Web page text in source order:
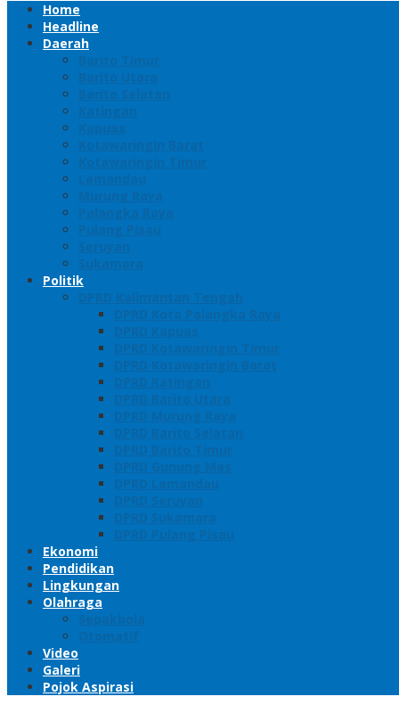
Home
Headline
Daerah
Barito Timur
Barito Utara
Barito Selatan
Katingan
Kapuas
Kotawaringin Barat
Kotawaringin Timur
Lamandau
Murung Raya
Palangka Raya
Pulang Pisau
Seruyan
Sukamara
Politik
DPRD Kalimantan Tengah
DPRD Kota Palangka Raya
DPRD Kapuas
DPRD Kotawaringin Timur
DPRD Kotawaringin Barat
DPRD Katingan
DPRD Barito Utara
DPRD Murung Raya
DPRD Barito Selatan
DPRD Barito Timur
DPRD Gunung Mas
DPRD Lamandau
DPRD Seruyan
DPRD Sukamara
DPRD Pulang Pisau
Ekonomi
Pendidikan
Lingkungan
Olahraga
Sepakbola
Otomatif
Video
Galeri
Pojok Aspirasi